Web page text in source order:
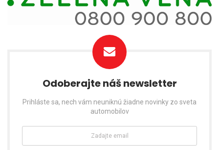
Odoberajte náš newsletter
Prihláste sa, nech vám neuniknú žiadne novinky zo sveta
automobilov